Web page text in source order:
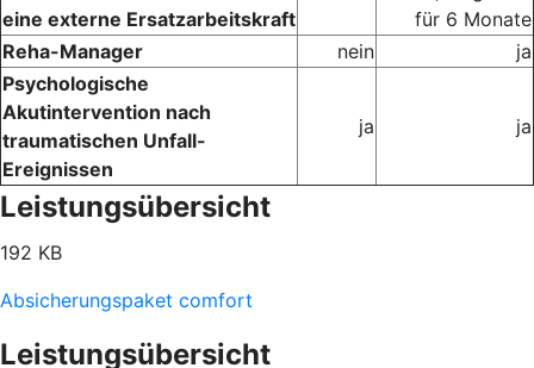
eine externe Ersatzarbeitskraft
für 6 Monate
Reha-Manager
nein
ja
Psychologische
Akutintervention nach
traumatischen Unfall-
Ereignissen
ja ja
Leistungsübersicht
192 KB
Absicherungspaket comfort
Leistungsübersicht